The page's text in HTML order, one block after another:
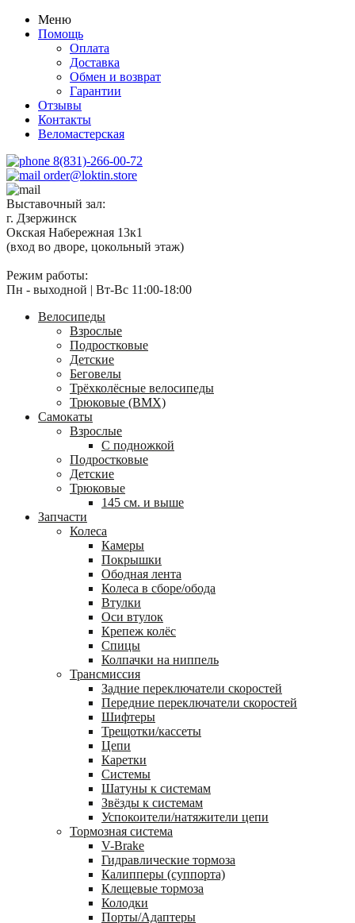
Меню
Помощь
Оплата
Доставка
Обмен и возврат
Гарантии
Отзывы
Контакты
Веломастерская
8(831)-266-00-72
order@loktin.store
Выставочный зал:
г. Дзержинск
Окская Набережная 13к1
(вход во дворе, цокольный этаж)
Режим работы:
Пн - выходной | Вт-Вс 11:00-18:00
Велосипеды
Взрослые
Подростковые
Детские
Беговелы
Трёхколёсные велосипеды
Трюковые (BMX)
Самокаты
Взрослые
С подножкой
Подростковые
Детские
Трюковые
145 см. и выше
Запчасти
Колеса
Камеры
Покрышки
Ободная лента
Колеса в сборе/обода
Втулки
Оси втулок
Крепеж колёс
Спицы
Колпачки на ниппель
Трансмиссия
Задние переключатели скоростей
Передние переключатели скоростей
Шифтеры
Трещотки/кассеты
Цепи
Каретки
Системы
Шатуны к системам
Звёзды к системам
Успокоители/натяжители цепи
Тормозная система
V-Brake
Гидравлические тормоза
Калипперы (суппорта)
Клещевые тормоза
Колодки
Порты/Адаптеры